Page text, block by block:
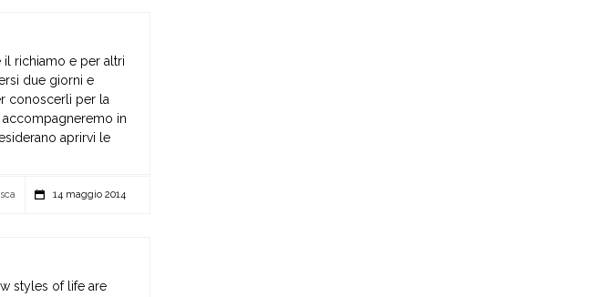
il richiamo e per altri
due giorni e
conoscerli per la
accompagneremo in
aprirvi le
14 maggio 2014
styles of life are